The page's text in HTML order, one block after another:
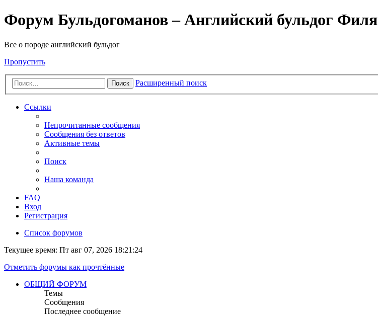
Форум Бульдогоманов – Английский бульдог Филя
Все о породе английский бульдог
Пропустить
Поиск Расширенный поиск
Ссылки
Непрочитанные сообщения
Сообщения без ответов
Активные темы
Поиск
Наша команда
FAQ
Вход
Регистрация
Список форумов
Текущее время: Пт авг 07, 2026 18:21:24
Отметить форумы как прочтённые
ОБЩИЙ ФОРУМ
Темы
Сообщения
Последнее сообщение